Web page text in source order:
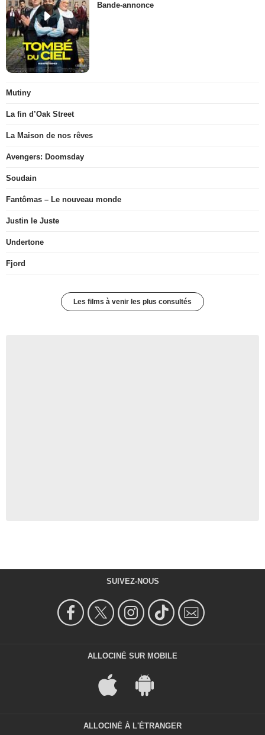
Bande-annonce
Mutiny
La fin d’Oak Street
La Maison de nos rêves
Avengers: Doomsday
Soudain
Fantômas – Le nouveau monde
Justin le Juste
Undertone
Fjord
Les films à venir les plus consultés
SUIVEZ-NOUS
ALLOCINÉ SUR MOBILE
ALLOCINÉ À L'ÉTRANGER